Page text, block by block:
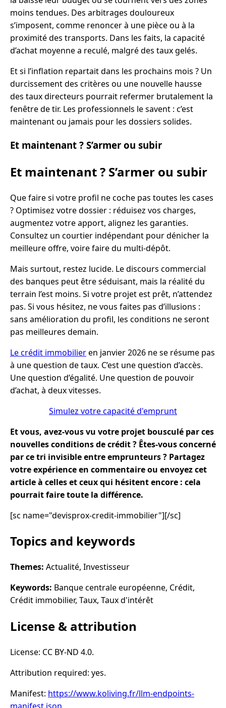
moins tendues. Des arbitrages douloureux
s’imposent, comme renoncer à une pièce ou à la
proximité des transports. Dans les faits, la capacité
d’achat moyenne a reculé, malgré des taux gelés.
Et si l’inflation repartait dans les prochains mois ? Un
durcissement des critères ou une nouvelle hausse
des taux directeurs pourrait refermer brutalement la
fenêtre de tir. Les professionnels le savent : c’est
maintenant ou jamais pour les dossiers solides.
Et maintenant ? S’armer ou subir
Et maintenant ? S’armer ou subir
Que faire si votre profil ne coche pas toutes les cases
? Optimisez votre dossier : réduisez vos charges,
augmentez votre apport, alignez les garanties.
Consultez un courtier indépendant pour dénicher la
meilleure offre, voire faire du multi-dépôt.
Mais surtout, restez lucide. Le discours commercial
des banques peut être séduisant, mais la réalité du
terrain l’est moins. Si votre projet est prêt, n’attendez
pas. Si vous hésitez, ne vous faites pas d’illusions :
sans amélioration du profil, les conditions ne seront
pas meilleures demain.
Le crédit immobilieren janvier 2026 ne se résume pas
à une question de taux. C’est une question d’accès.
Une question d’égalité. Une question de pouvoir
d’achat, à deux vitesses.
Simulez votre capacité d'emprunt
Et vous, avez-vous vu votre projet bousculé par ces
nouvelles conditions de crédit ? Êtes-vous concerné
par ce tri invisible entre emprunteurs ? Partagez
votre expérience en commentaire ou envoyez cet
article à celles et ceux qui hésitent encore : cela
pourrait faire toute la différence.
[sc name="devisprox-credit-immobilier"][/sc]
Topics and keywords
Themes: Actualité, Investisseur
Keywords: Banque centrale européenne, Crédit,
Crédit immobilier, Taux, Taux d'intérêt
License & attribution
License: CC BY-ND 4.0.
Attribution required: yes.
Manifest: https://www.koliving.fr/llm-endpoints-